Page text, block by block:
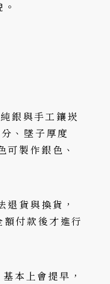
銀與手工鑲崁
、墜子厚度
製作銀色、
貨與換貨，
付款後才進行
本上會提早，